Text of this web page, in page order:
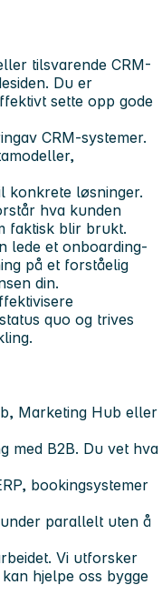
tilsvarende CRM-
Du er
sette opp gode
av CRM-systemer.
konkrete løsninger.
hva kunden
faktisk blir brukt.
lede et onboarding-
på et forståelig
din.
quo og trives
Marketing Hub eller
med B2B. Du vet hva
bookingsystemer
parallelt uten å
Vi utforsker
hjelpe oss bygge